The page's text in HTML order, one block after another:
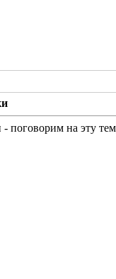
поговорим на эту